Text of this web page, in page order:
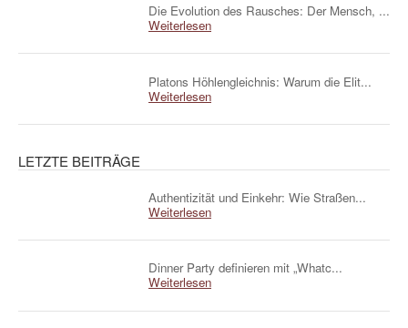
Die Evolution des Rausches: Der Mensch, ...
Weiterlesen
Platons Höhlengleichnis: Warum die Elit...
Weiterlesen
LETZTE BEITRÄGE
Authentizität und Einkehr: Wie Straßen...
Weiterlesen
Dinner Party definieren mit „Whatc...
Weiterlesen